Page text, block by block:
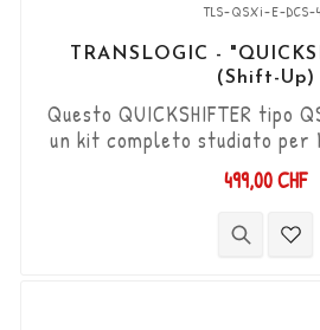
TLS-QSXi-E-DCS-
TRANSLOGIC -
(Shift-Up)
Questo QUICKSHIFTER tipo
un kit completo studiato per
990 '08 - '11 (Solo per
accensione con
permette di aumentare le
senza utilizzare la frizione. Kit "Plug & Play"
499,00 CHF